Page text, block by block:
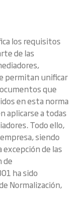
los requisitos
de las
permitan unificar
que
en esta norma
aplicarse a todas
Todo ello,
siendo
de las
de
ha sido
Normalización,